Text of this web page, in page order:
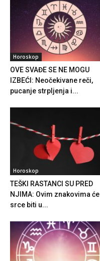
Horoskop
OVE SVAĐE SE NE MOGU
IZBEĆI: Neočekivane reči,
pucanje strpljenja i...
Horoskop
TEŠKI RASTANCI SU PRED
NJIMA: Ovim znakovima će
srce biti u...